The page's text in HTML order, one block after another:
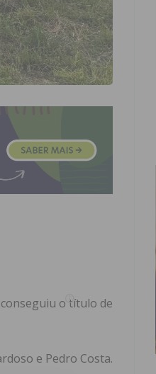
o título de
e Pedro Costa.